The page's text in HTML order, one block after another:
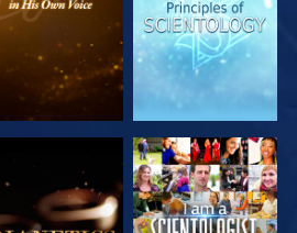
SERIE
ENTDECKEN
ANSEHEN